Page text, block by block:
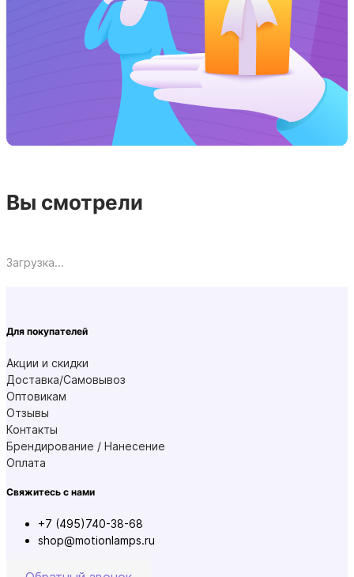
Вы смотрели
Загрузка...
Для покупателей
Акции и скидки
Доставка/Самовывоз
Оптовикам
Отзывы
Контакты
Брендирование / Нанесение
Оплата
Свяжитесь с нами
+7 (495)740-38-68
shop@motionlamps.ru